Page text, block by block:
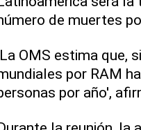
de muertes
OMS estima que,
por RAM
por año',